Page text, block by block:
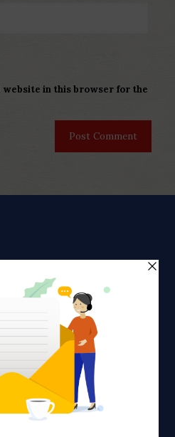
website in this browser for the
lives of many Americans. Many
to a spiritual being, deity or
Americans living with HIV,
a place of refuge to a source